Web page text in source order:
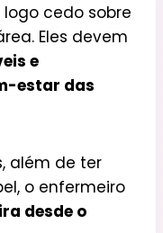
cedo sobre
Eles devem
e
estar das
além de ter
o enfermeiro
desde o